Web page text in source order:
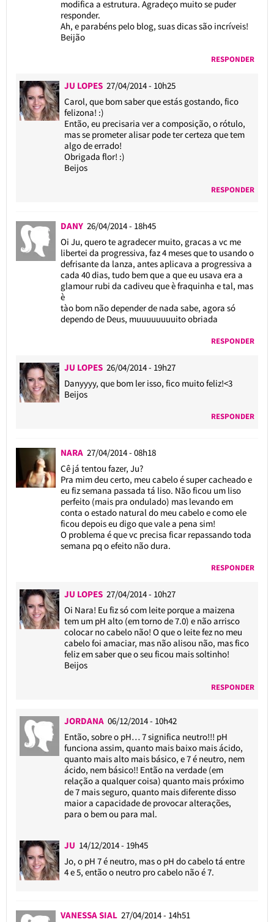
modifica a estrutura. Agradeço muito se puder
responder.
Ah, e parabéns pelo blog, suas dicas são incríveis!
Beijão
RESPONDER
JU LOPES 27/04/2014 - 10h25
Carol, que bom saber que estás gostando, fico
felizona! :)
Então, eu precisaria ver a composição, o rótulo,
mas se prometer alisar pode ter certeza que tem
algo de errado!
Obrigada flor! :)
Beijos
RESPONDER
DANY 26/04/2014 - 18h45
Oi Ju, quero te agradecer muito, gracas a vc me
libertei da progressiva, faz 4 meses que to usando o
defrisante da lanza, antes aplicava a progressiva a
cada 40 dias, tudo bem que a que eu usava era a
glamour rubi da cadiveu que è fraquinha e tal, mas
è
tào bom não depender de nada sabe, agora só
dependo de Deus, muuuuuuuuito obriada
RESPONDER
JU LOPES 26/04/2014 - 19h27
Danyyyy, que bom ler isso, fico muito feliz!<3
Beijos
RESPONDER
NARA 27/04/2014 - 08h18
Cê já tentou fazer, Ju?
Pra mim deu certo, meu cabelo é super cacheado e
eu fiz semana passada tá liso. Não ficou um liso
perfeito (mais pra ondulado) mas levando em
conta o estado natural do meu cabelo e como ele
ficou depois eu digo que vale a pena sim!
O problema é que vc precisa ficar repassando toda
semana pq o efeito não dura.
RESPONDER
JU LOPES 27/04/2014 - 10h27
Oi Nara! Eu fiz só com leite porque a maizena
tem um pH alto (em torno de 7.0) e não arrisco
colocar no cabelo não! O que o leite fez no meu
cabelo foi amaciar, mas não alisou não, mas fico
feliz em saber que o seu ficou mais soltinho!
Beijos
RESPONDER
JORDANA06/12/2014 - 10h42
Então, sobre o pH… 7 significa neutro!!! pH
funciona assim, quanto mais baixo mais ácido,
quanto mais alto mais básico, e 7 é neutro, nem
ácido, nem básico!! Então na verdade (em
relação a qualquer coisa) quanto mais próximo
de 7 mais seguro, quanto mais diferente disso
maior a capacidade de provocar alterações,
para o bem ou para mal.
JU 14/12/2014 - 19h45
Jo, o pH 7 é neutro, mas o pH do cabelo tá entre
4 e 5, então o neutro pro cabelo não é 7.
VANESSA SIAL 27/04/2014 - 14h51